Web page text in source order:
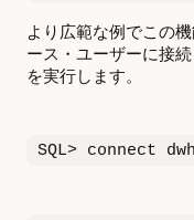
より広範な例でこの
ース・ユーザーに接
を実行します。
SQL> connect